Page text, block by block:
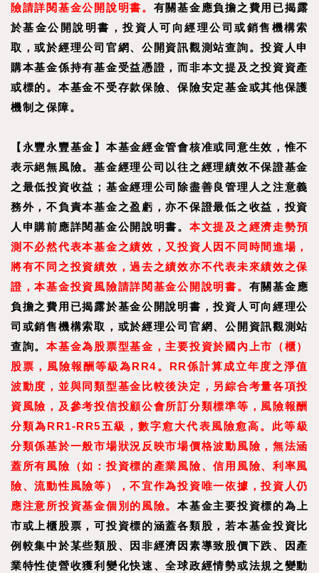
險請詳閱基金公開說明書。 有關基金應負擔之費用已揭露
於基金公開說明書，投資人可向經理公司或銷售機構索
取，或於經理公司官網、公開資訊觀測站查詢。投資人申
購本基金係持有基金受益憑證，而非本文提及之投資資產
或標的。本基金不受存款保險、保險安定基金或其他保護
機制之保障。
【永豐永豐基金】本基金經金管會核准或同意生效，惟不
表示絕無風險。基金經理公司以往之經理績效不保證基金
之最低投資收益；基金經理公司除盡善良管理人之注意義
務外，不負責本基金之盈虧，亦不保證最低之收益，投資
人申購前應詳閱基金公開說明書。 本文提及之經濟走勢預
測不必然代表本基金之績效，又投資人因不同時間進場，
將有不同之投資績效，過去之績效亦不代表未來績效之保
證，本基金投資風險請詳閱基金公開說明書。 有關基金應
負擔之費用已揭露於基金公開說明書，投資人可向經理公
司或銷售機構索取，或於經理公司官網、公開資訊觀測站
查詢。本基金為股票型基金，主要投資於國內上市（櫃）
股票，風險報酬等級為RR4。RR係計算成立年度之淨值
波動度，並與同類型基金比較後決定，另綜合考量各項投
資風險，及參考投信投顧公會所訂分類標準等，風險報酬
分類為RR1-RR5五級，數字愈大代表風險愈高。此等級
分類係基於一般市場狀況反映市場價格波動風險，無法涵
蓋所有風險（如：投資標的產業風險、信用風險、利率風
險、流動性風險等），不宜作為投資唯一依據，投資人仍
應注意所投資基金個別的風險。本基金主要投資標的為上
市或上櫃股票，可投資標的涵蓋各類股，若本基金投資比
例較集中於某些類股、因非經濟因素導致股價下跌、因產
業特性使營收獲利變化快速、全球政經情勢或法規之變動